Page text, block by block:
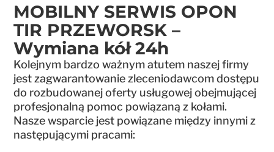
MOBILNY SERWIS OPON
TIR PRZEWORSK –
Wymiana kół 24h
Kolejnym bardzo ważnym atutem naszej firmy
jest zagwarantowanie zleceniodawcom dostępu
do rozbudowanej oferty usługowej obejmującej
profesjonalną pomoc powiązaną z kołami.
Nasze wsparcie jest powiązane między innymi z
następującymi pracami: